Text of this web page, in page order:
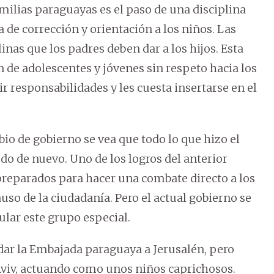
paraguayas es el paso de una disciplina
corrección y orientación a los niños. Las
que los padres deben dar a los hijos. Esta
adolescentes y jóvenes sin respeto hacia los
y les cuesta insertarse en el
de gobierno se vea que todo lo que hizo el
de nuevo. Uno de los logros del anterior
para hacer una combate directo a los
de la ciudadanía. Pero el actual gobierno se
este grupo especial.
la Embajada paraguaya a Jerusalén, pero
actuando como unos niños caprichosos.